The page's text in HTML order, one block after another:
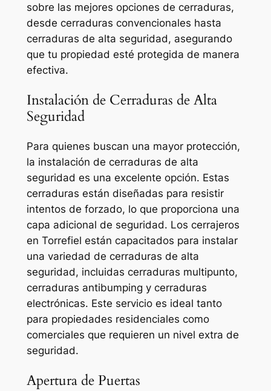
sobre las mejores opciones de cerraduras,
desde cerraduras convencionales hasta
cerraduras de alta seguridad, asegurando
que tu propiedad esté protegida de manera
efectiva.
Instalación de Cerraduras de Alta
Seguridad
Para quienes buscan una mayor protección,
la instalación de cerraduras de alta
seguridad es una excelente opción. Estas
cerraduras están diseñadas para resistir
intentos de forzado, lo que proporciona una
capa adicional de seguridad. Los cerrajeros
en Torrefiel están capacitados para instalar
una variedad de cerraduras de alta
seguridad, incluidas cerraduras multipunto,
cerraduras antibumping y cerraduras
electrónicas. Este servicio es ideal tanto
para propiedades residenciales como
comerciales que requieren un nivel extra de
seguridad.
Apertura de Puertas